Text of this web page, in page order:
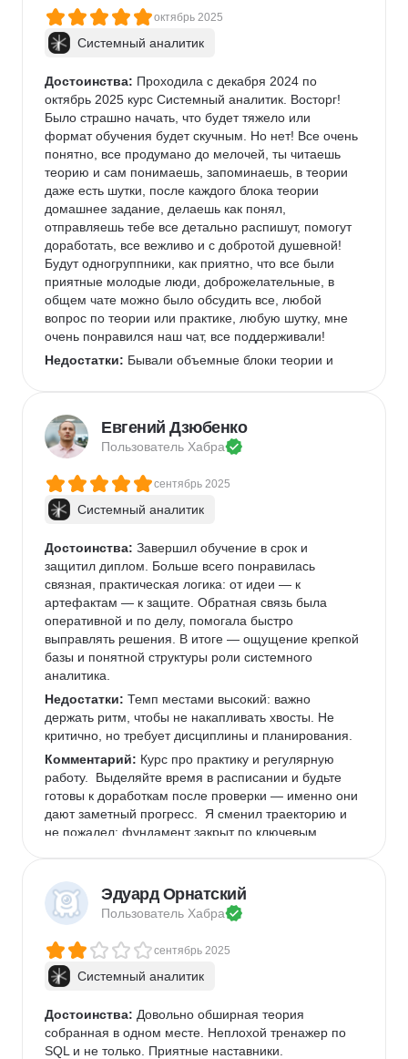
Комментарий:
Подводя итог, курс отлично
подходит для смены профессии. Сравнивая с тем,
чему я научился самостоятельно 3,5 года назад,
техподдержку IT-компании. Теперь же у меня есть
уверенность в том, что я могу побороться за
вакансии посерьезнее: системный, продуктовый
или бизнес-анализ.
октябрь 2025
Системный аналитик
Достоинства: Проходила с декабря 2024 по
октябрь 2025 курс Системный аналитик. Восторг!
Было страшно начать, что будет тяжело или
формат обучения будет скучным. Но нет! Все очень
понятно, все продумано до мелочей, ты читаешь
теорию и сам понимаешь, запоминаешь, в теории
даже есть шутки, после каждого блока теории
домашнее задание, делаешь как понял,
отправляешь тебе все детально распишут, помогут
доработать, все вежливо и с добротой душевной!
Будут одногруппники, как приятно, что все были
приятные молодые люди, доброжелательные, в
общем чате можно было обсудить все, любой
вопрос по теории или практике, любую шутку, мне
очень понравился наш чат, все поддерживали!
Недостатки: Бывали объемные блоки теории и
раза перевестись в другую группу в случае
отставания от программы, всегда на связи
кураторы, очень теплые ребят
Евгений Дзюбенко
Пользователь Хабра
сентябрь 2025
Системный аналитик
Достоинства: Завершил обучение в срок и
защитил диплом. Больше всего понравилась
связная, практическая логика: от идеи — к
артефактам — к защите. Обратная связь была
оперативной и по делу, помогала быстро
выправлять решения. В итоге — ощущение крепкой
базы и понятной структуры роли системного
аналитика.
Недостатки: Темп местами высокий: важно
держать ритм, чтобы не накапливать хвосты. Не
критично, но требует дисциплины и планирования.
Комментарий: Курс про практику и регулярную
работу.  Выделяйте время в расписании и будьте
готовы к доработкам после проверки — именно они
дают заметный прогресс.  Я сменил траекторию и
не пожалел: фундамент закрыт по ключевым
входа в профессию.
Эдуард Орнатский
Пользователь Хабра
сентябрь 2025
Системный аналитик
Достоинства: Довольно обширная теория
собранная в одном месте. Неплохой тренажер по
SQL и не только. Приятные наставники.